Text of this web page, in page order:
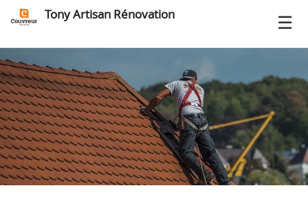
Tony Artisan Rénovation